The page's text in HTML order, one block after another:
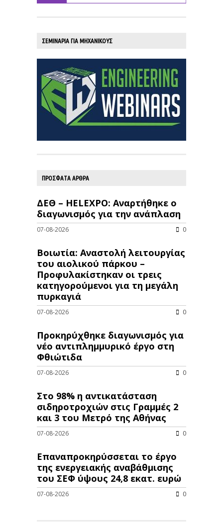
ΣΕΜΙΝΑΡΙΑ ΓΙΑ ΜΗΧΑΝΙΚΟΥΣ
ΠΡΟΣΦΑΤΑ ΑΡΘΡΑ
ΔΕΘ – HELEXPO: Αναρτήθηκε ο
διαγωνισμός για την ανάπλαση
07-08-2026 0
Βοιωτία: Αναστολή λειτουργίας
του αιολικού πάρκου –
Προφυλακίστηκαν οι τρεις
κατηγορούμενοι για τη μεγάλη
πυρκαγιά
07-08-2026 0
Προκηρύχθηκε διαγωνισμός για
νέo αντιπλημμυρικό έργο στη
Φθιώτιδα
07-08-2026 0
Στο 98% η αντικατάσταση
σιδηροτροχιών στις Γραμμές 2
και 3 του Μετρό της Αθήνας
07-08-2026 0
Επαναπροκηρύσσεται το έργο
της ενεργειακής αναβάθμισης
του ΣΕΦ ύψους 24,8 εκατ. ευρώ
07-08-2026 0